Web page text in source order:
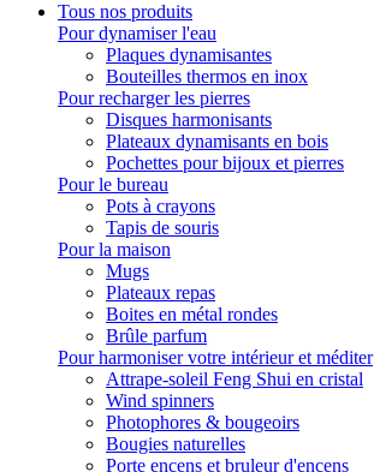
Tous nos produits
Pour dynamiser l'eau
Plaques dynamisantes
Bouteilles thermos en inox
Pour recharger les pierres
Disques harmonisants
Plateaux dynamisants en bois
Pochettes pour bijoux et pierres
Pour le bureau
Pots à crayons
Tapis de souris
Pour la maison
Mugs
Plateaux repas
Boites en métal rondes
Brûle parfum
Pour harmoniser votre intérieur et méditer
Attrape-soleil Feng Shui en cristal
Wind spinners
Photophores & bougeoirs
Bougies naturelles
Porte encens et bruleur d'encens